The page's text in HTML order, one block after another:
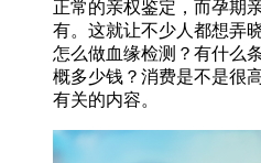
正常的亲权鉴定，而孕期
有。这就让不少人都想弄
怎么做血缘检测？有什么
概多少钱？消费是不是很
有关的内容。